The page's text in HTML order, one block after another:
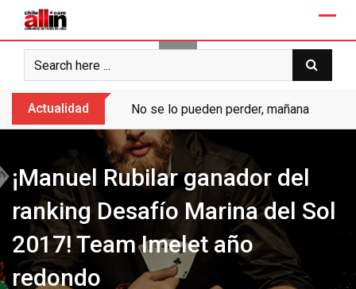
content
Actualidad No se lo pueden perder, mañana “Ases
¡Manuel Rubilar ganador del
ranking Desafío Marina del Sol
2017! Team Imelet año
redondo